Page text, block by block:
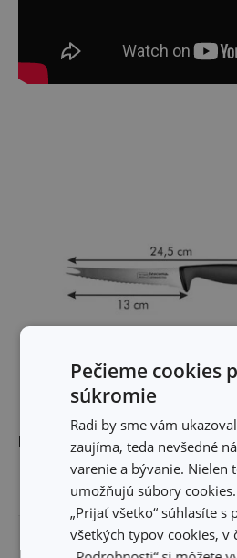
Rozmery
DĹŽKA PRODUKTU (CM)
DĹŽKA ČEPELE (CM)
Pečieme cookies
súkromie
Radi by sme vám
zaujíma, teda nevšedné
varenie a bývanie. Nielen
umožňujú súbory
„Prijať všetko“ súhlasíte s
všetkých typov cookies, v